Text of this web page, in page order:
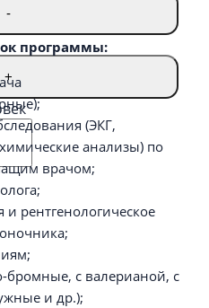
-
+
программы:
(ЭКГ,
анализы) по
врачом;
рентгенологическое
с валерианой, с
и др.);